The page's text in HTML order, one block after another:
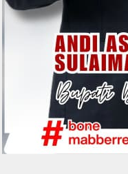
Wakil Bupati Bone
Resmi Luncurkan